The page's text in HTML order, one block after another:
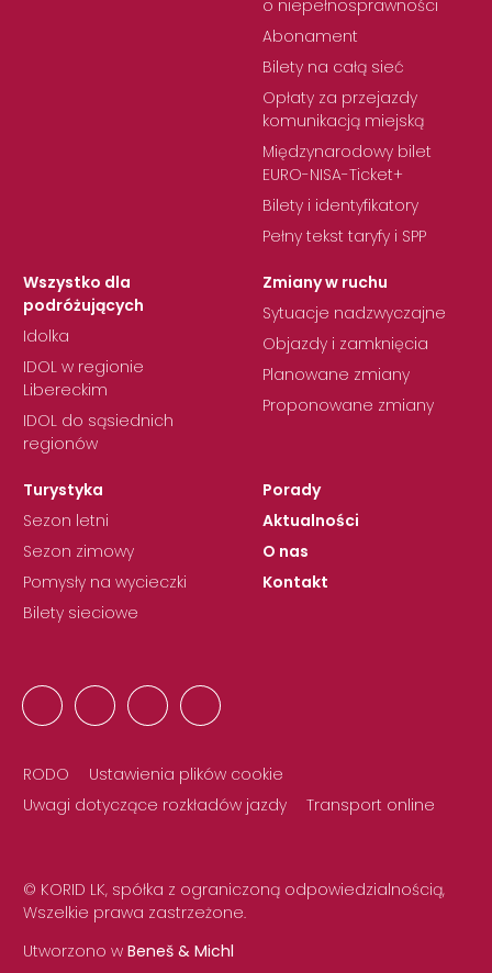
o niepełnosprawności
Abonament
Bilety na całą sieć
Opłaty za przejazdy
komunikacją miejską
Międzynarodowy bilet
EURO-NISA-Ticket+
Bilety i identyfikatory
Pełny tekst taryfy i SPP
Wszystko dla
podróżujących
Idolka
IDOL w regionie
Libereckim
IDOL do sąsiednich
regionów
Zmiany w ruchu
Sytuacje nadzwyczajne
Objazdy i zamknięcia
Planowane zmiany
Proponowane zmiany
Turystyka
Sezon letni
Sezon zimowy
Pomysły na wycieczki
Bilety sieciowe
Porady
Aktualności
O nas
Kontakt
RODO
Ustawienia plików cookie
Uwagi dotyczące rozkładów jazdy
Transport online
© KORID LK, spółka z ograniczoną odpowiedzialnością,
Wszelkie prawa zastrzeżone.
Utworzono w Beneš & Michl